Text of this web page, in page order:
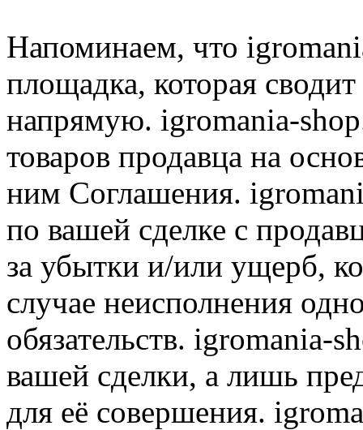
Напоминаем, что
площадка, которая
напрямую. igromania-
товаров продавца на
ним Соглашения.
по вашей сделке с
за убытки и/или ущерб,
случае неисполнения
обязательств. igromania-
вашей сделки, а лишь
для её совершения.